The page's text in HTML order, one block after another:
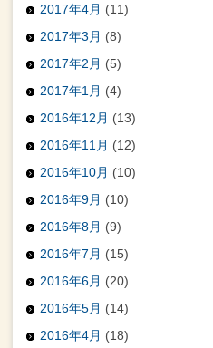
2017年4月 (11)
2017年3月 (8)
2017年2月 (5)
2017年1月 (4)
2016年12月 (13)
2016年11月 (12)
2016年10月 (10)
2016年9月 (10)
2016年8月 (9)
2016年7月 (15)
2016年6月 (20)
2016年5月 (14)
2016年4月 (18)